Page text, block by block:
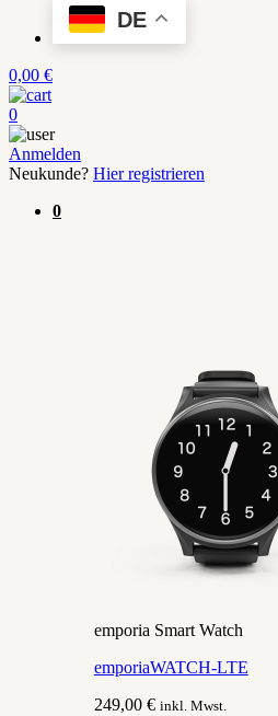
DE
0,00 €
0
Anmelden
Neukunde? Hier registrieren
0
emporia Smart Watch
emporiaWATCH-LTE
249,00 € inkl. Mwst.